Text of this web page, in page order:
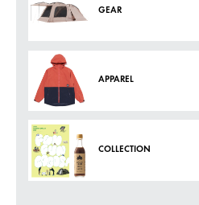
GEAR
APPAREL
COLLECTION